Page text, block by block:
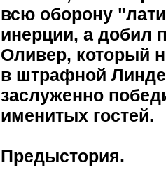
всю оборону
инерции, а добил
Оливер, который
в штрафной
заслуженно
именитых гостей.
Предыстория.